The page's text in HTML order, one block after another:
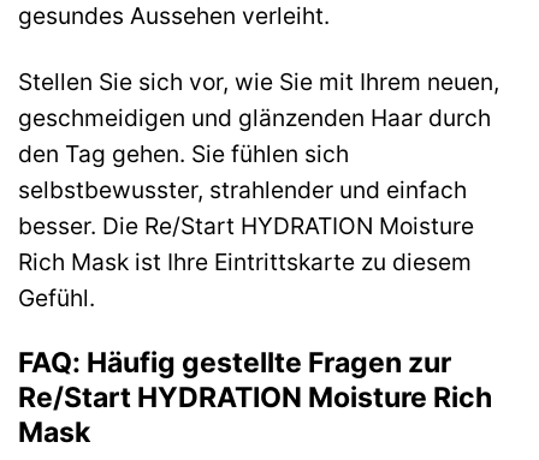
gesundes Aussehen verleiht.
Stellen Sie sich vor, wie Sie mit Ihrem neuen,
geschmeidigen und glänzenden Haar durch
den Tag gehen. Sie fühlen sich
selbstbewusster, strahlender und einfach
besser. Die Re/Start HYDRATION Moisture
Rich Mask ist Ihre Eintrittskarte zu diesem
Gefühl.
FAQ: Häufig gestellte Fragen zur
Re/Start HYDRATION Moisture Rich
Mask